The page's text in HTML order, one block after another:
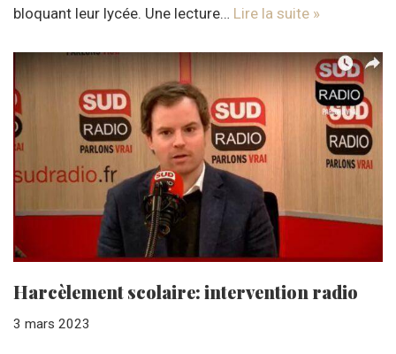
bloquant leur lycée. Une lecture… Lire la suite »
Harcèlement scolaire: intervention radio
3 mars 2023